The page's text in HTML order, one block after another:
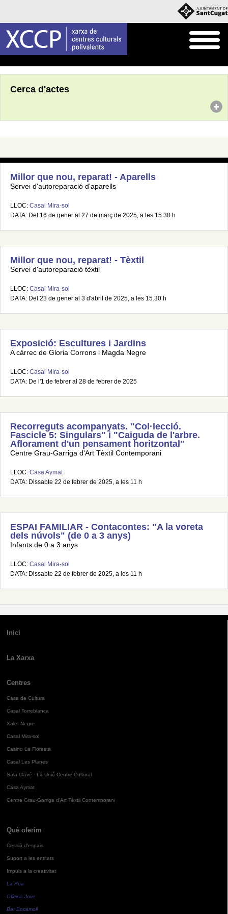
Cerca d'actes
Millor que nou, reparat! - Aparells
Servei d'autoreparació d'aparells
LLOC: Casal Mira-sol
DATA: Del 16 de gener al 27 de març de 2025, a les 15.30 h
Millor que nou, reparat! - Tèxtil
Servei d'autoreparació tèxtil
LLOC: Casal Mira-sol
DATA: Del 23 de gener al 3 d'abril de 2025, a les 15.30 h
Exposició: Escultures i Jardins
A càrrec de Gloria Corrons i Magda Negre
LLOC: Casal Mira-sol
DATA: De l'1 de febrer al 28 de febrer de 2025
Recorreguts acompanyats. "Col·lecció.
Fascicle 5: Singulars" i "Caiguda de l'arbre.
Aflorament d'un pensament horitzontal"
Centre Grau-Garriga d'Art Tèxtil Contemporani
LLOC: Casa Aymat
DATA: Dissabte 22 de febrer de 2025, a les 11 h
ESPAI FAMILIAR - Contacontes: "A la voreta
dels núvols" (de 0 a 3 anys)
Infants de 0 a 3 anys
LLOC: Casal Mira-sol
DATA: Dissabte 22 de febrer de 2025, a les 11 h
Inici
La Xarxa
Centres
Casa de Cultura
Casal Torreblanca
Xalet Negre
Casal Mira-sol
Casino La Floresta
Casal Les Planes
Sala Clavé - La Unió Centre Cultural
Casa Aymat
Centre Grau-Garriga d'Art Tèxtil Contemporani
Què oferim
Cessió d'espais
Suport a les entitats
Impuls a la creativitat
La Pua
Oficina Jove
Bar Bocamoll